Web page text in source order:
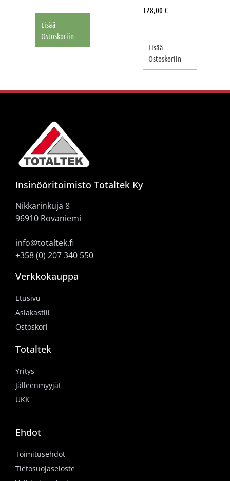
Lisää
Ostoskoriin
128,00 €
Lisää
Ostoskoriin
Insinööritoimisto Totaltek Ky
Nikkarinkuja 8
96910 Rovaniemi
info@totaltek.fi
+358 (0) 207 340 550
Verkkokauppa
Etusivu
Asiakastili
Ostoskori
Totaltek
Yritys
Jälleenmyyjät
UKK
Ehdot
Toimitusehdot
Tietosuojaseloste